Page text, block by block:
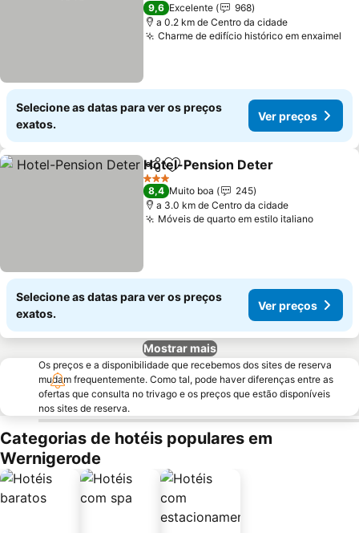
9,6 Excelente
968
a 0.2 km de Centro da cidade
Charme de edifício histórico em enxaimel
Selecione as datas para ver os preços
exatos.
Ver preços
PartilharAdicionar aos favoritos
Hotel-Pension Deter
3 Estrelas
8,4 Muito boa
245
a 3.0 km de Centro da cidade
Móveis de quarto em estilo italiano
Selecione as datas para ver os preços
exatos.
Ver preços
Mostrar mais
Os preços e a disponibilidade que recebemos dos sites de reserva
mudam frequentemente. Como tal, pode haver diferenças entre as
ofertas que consulta no trivago e os preços que estão disponíveis
nos sites de reserva.
Categorias de hotéis populares em
Wernigerode